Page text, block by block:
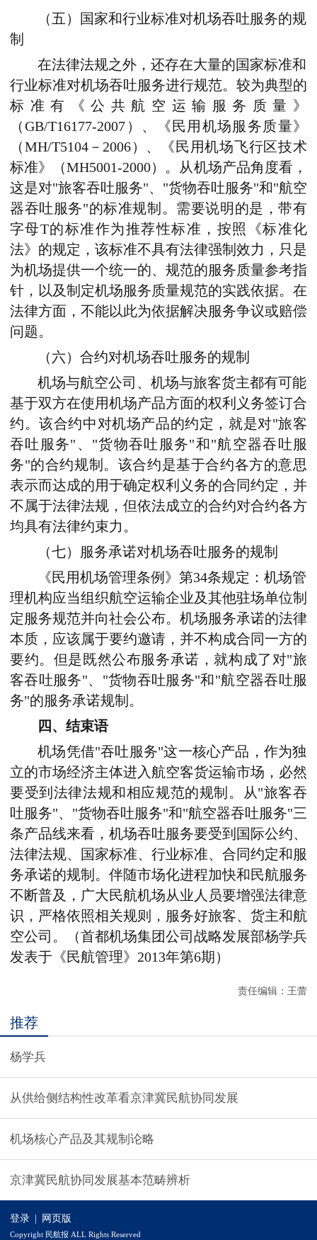
（五）国家和行业标准对机场吞吐服务的规
制
在法律法规之外，还存在大量的国家标准和
行业标准对机场吞吐服务进行规范。较为典型的
标准有《公共航空运输服务质量》
（GB/T16177-2007）、《民用机场服务质量》
（MH/T5104－2006）、《民用机场飞行区技术
标准》（MH5001-2000）。从机场产品角度看，
这是对"旅客吞吐服务"、"货物吞吐服务"和"航空
器吞吐服务"的标准规制。需要说明的是，带有
字母T的标准作为推荐性标准，按照《标准化
法》的规定，该标准不具有法律强制效力，只是
为机场提供一个统一的、规范的服务质量参考指
针，以及制定机场服务质量规范的实践依据。在
法律方面，不能以此为依据解决服务争议或赔偿
问题。
（六）合约对机场吞吐服务的规制
机场与航空公司、机场与旅客货主都有可能
基于双方在使用机场产品方面的权利义务签订合
约。该合约中对机场产品的约定，就是对"旅客
吞吐服务"、"货物吞吐服务"和"航空器吞吐服
务"的合约规制。该合约是基于合约各方的意思
表示而达成的用于确定权利义务的合同约定，并
不属于法律法规，但依法成立的合约对合约各方
均具有法律约束力。
（七）服务承诺对机场吞吐服务的规制
《民用机场管理条例》第34条规定：机场管
理机构应当组织航空运输企业及其他驻场单位制
定服务规范并向社会公布。机场服务承诺的法律
本质，应该属于要约邀请，并不构成合同一方的
要约。但是既然公布服务承诺，就构成了对"旅
客吞吐服务"、"货物吞吐服务"和"航空器吞吐服
务"的服务承诺规制。
四、结束语
机场凭借"吞吐服务"这一核心产品，作为独
立的市场经济主体进入航空客货运输市场，必然
要受到法律法规和相应规范的规制。从"旅客吞
吐服务"、"货物吞吐服务"和"航空器吞吐服务"三
条产品线来看，机场吞吐服务要受到国际公约、
法律法规、国家标准、行业标准、合同约定和服
务承诺的规制。伴随市场化进程加快和民航服务
不断普及，广大民航机场从业人员要增强法律意
识，严格依照相关规则，服务好旅客、货主和航
空公司。（首都机场集团公司战略发展部杨学兵
发表于《民航管理》2013年第6期）
责任编辑：王蕾
推荐
杨学兵
从供给侧结构性改革看京津冀民航协同发展
机场核心产品及其规制论略
京津冀民航协同发展基本范畴辨析
登录 网页版
Copyright 民航报 ALL Rights Reserved